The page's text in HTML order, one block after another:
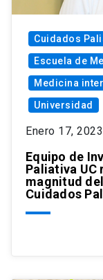
Cuidados
Escuela de
Medicina
Universidad
Enero 17, 2023
Equipo de
Paliativa UC
magnitud
Cuidados